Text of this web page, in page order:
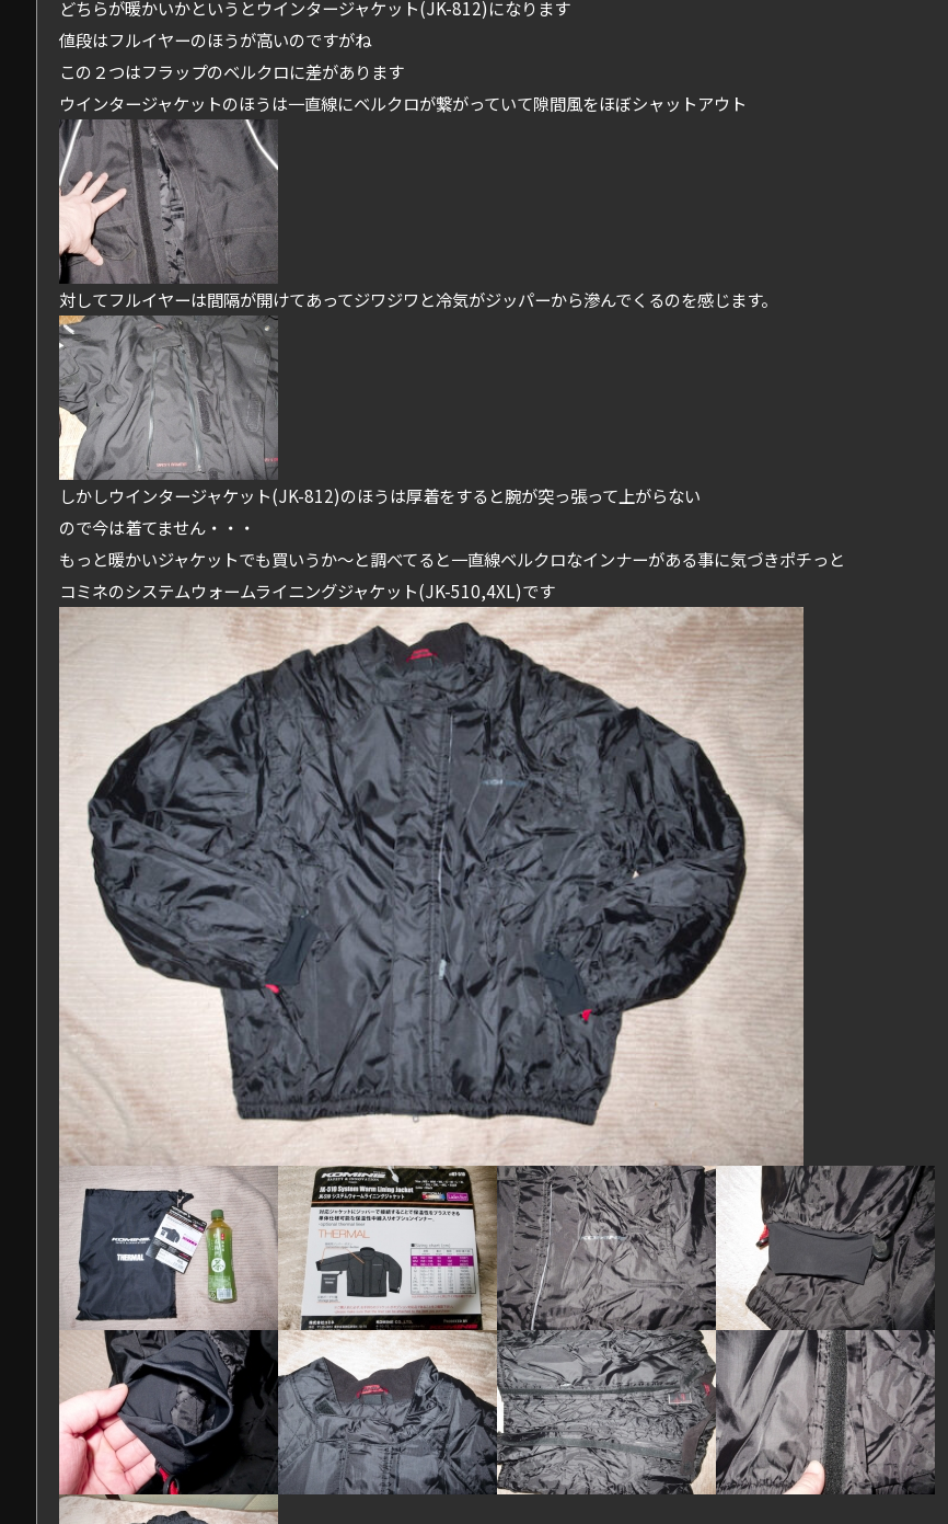
どちらが暖かいかというとウインタージャケット(JK-812)になります
値段はフルイヤーのほうが高いのですがね
この２つはフラップのベルクロに差があります
ウインタージャケットのほうは一直線にベルクロが繋がっていて隙間風をほぼシャットアウト
対してフルイヤーは間隔が開けてあってジワジワと冷気がジッパーから滲んでくるのを感じます。
しかしウインタージャケット(JK-812)のほうは厚着をすると腕が突っ張って上がらない
ので今は着てません・・・
もっと暖かいジャケットでも買いうか～と調べてると一直線ベルクロなインナーがある事に気づきポチっと
コミネのシステムウォームライニングジャケット(JK-510,4XL)です